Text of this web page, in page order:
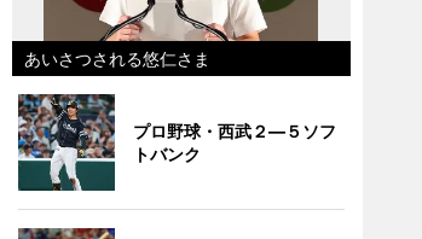
あいさつされる悠仁さま
プロ野球・西武２―５ソフ
トバンク